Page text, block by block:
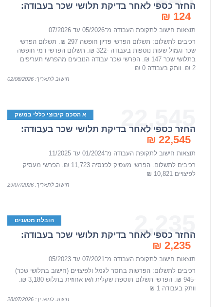
החזר כספי לאחר בדיקת תלושי שכר בעבודה:
124 ₪
תוצאות חישוב לתקופת העבודה מ־05/2026 עד 07/2026
רכיבים לתשלום: תשלום הפרשי פדיון חופשה 297 ₪. תשלום הפרשי
שכר וגמול שעות נוספות בעבודה -322 ₪. תשלום הפרשי דמי חופשה
בתלושי שכר 147 ₪. הפרשי שכר עבודה הנובעים מהפרשי תעריפים
2 ₪. וותק בעבודה 0 ₪
חישוב לתאריך: 02/08/2026
22,545 א הסכם קיבוצי כללי במשק
החזר כספי לאחר בדיקת תלושי שכר בעבודה:
22,545 ₪
תוצאות חישוב לתקופת העבודה מ־01/2024 עד 11/2025
רכיבים לתשלום: הפרשי מעסיק לפנסיה 11,723 ₪. הפרשי מעסיק
לפיצויים 10,821 ₪
חישוב לתאריך: 29/07/2026
2,235 הובלת מטענים
החזר כספי לאחר בדיקת תלושי שכר בעבודה:
2,235 ₪
תוצאות חישוב לתקופת העבודה מ־07/2021 עד 05/2023
רכיבים לתשלום: הפרשות בחסר לגמל ולפיצויים (חישוב בתלושי שכר)
-945 ₪. הפרשי תשלום תוספת שקלית ו/או אחוזית בתלוש 3,180 ₪.
וותק בעבודה 1 ₪
חישוב לתאריך: 28/07/2026